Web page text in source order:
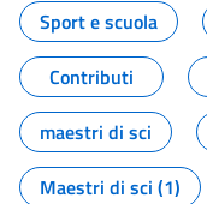
Sport e scuola
Contributi
maestri di sci
Maestri di sci (1)